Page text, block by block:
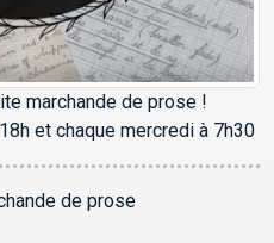
marchande de prose !
et chaque mercredi à 7h30
de prose